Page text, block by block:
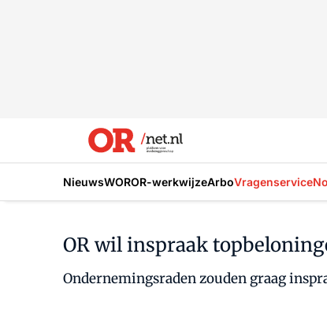
NieuwsWOROR-werkwijzeArboVragenservice
OR wil inspraak
Ondernemingsraden zouden graag